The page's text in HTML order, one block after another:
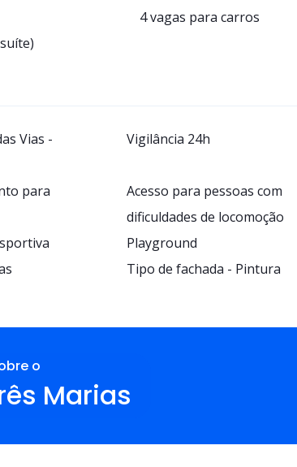
4 vagas para carros
Vias -
Vigilância 24h
para
Acesso para pessoas com
dificuldades de locomoção
Playground
Tipo de fachada - Pintura
o
Marias